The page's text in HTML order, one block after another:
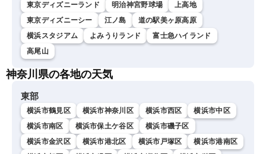
東京ディズニーランド 明治神宮野球場
上高地
東京ディズニーシー
江ノ島
道の駅美ヶ原高原
横浜スタジアム
よみうりランド
富士急ハイランド
高尾山
神奈川県の各地の天気
東部
横浜市鶴見区 横浜市神奈川区 横浜市西区
横浜市中区
横浜市南区
横浜市保土ケ谷区
横浜市磯子区
横浜市金沢区
横浜市港北区 横浜市戸塚区
横浜市港南区